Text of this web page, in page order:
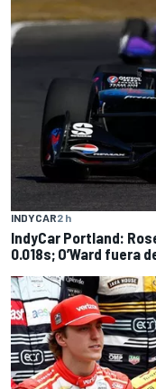
INDYCAR2 h
IndyCar Portland:
0.018s; O’Ward fuera